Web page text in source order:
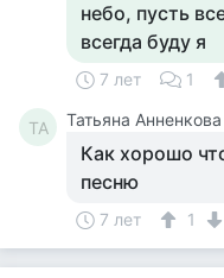
небо, пусть
всегда буду я
7 лет 1
ТА Татьяна Анненкова
Как хорошо
песню
7 лет 1